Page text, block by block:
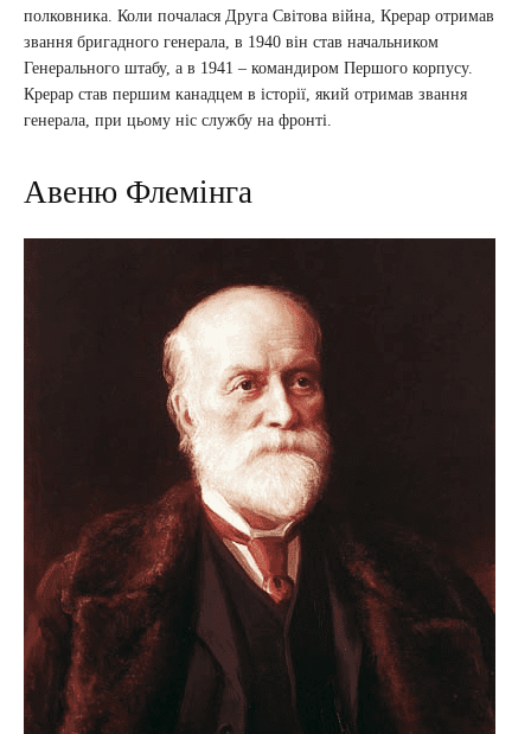
полковника. Коли почалася Друга Світова війна, Крерар отримав
звання бригадного генерала, в 1940 він став начальником
Генерального штабу, а в 1941 – командиром Першого корпусу.
Крерар став першим канадцем в історії, який отримав звання
генерала, при цьому ніс службу на фронті.
Авеню Флемінга